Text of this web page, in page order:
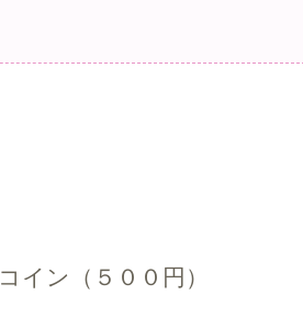
ン（５００円）